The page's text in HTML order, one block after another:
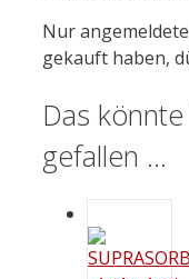
Nur
gekauft haben,
Das
gefallen …